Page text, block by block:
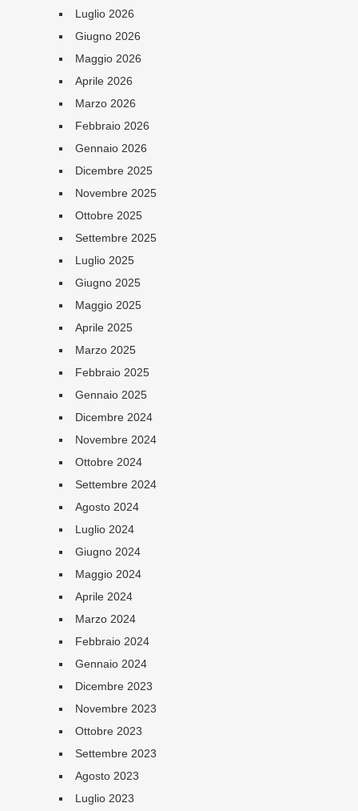
Luglio 2026
Giugno 2026
Maggio 2026
Aprile 2026
Marzo 2026
Febbraio 2026
Gennaio 2026
Dicembre 2025
Novembre 2025
Ottobre 2025
Settembre 2025
Luglio 2025
Giugno 2025
Maggio 2025
Aprile 2025
Marzo 2025
Febbraio 2025
Gennaio 2025
Dicembre 2024
Novembre 2024
Ottobre 2024
Settembre 2024
Agosto 2024
Luglio 2024
Giugno 2024
Maggio 2024
Aprile 2024
Marzo 2024
Febbraio 2024
Gennaio 2024
Dicembre 2023
Novembre 2023
Ottobre 2023
Settembre 2023
Agosto 2023
Luglio 2023